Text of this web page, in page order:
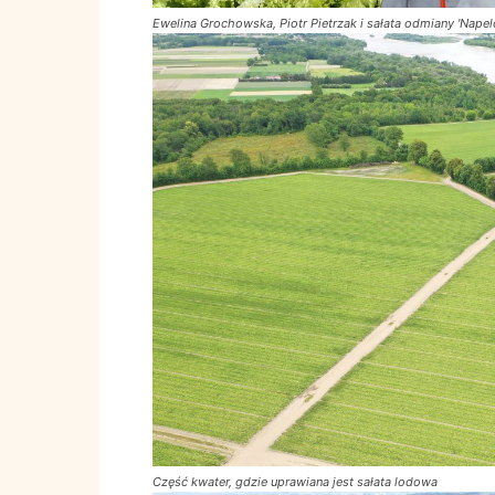
Ewelina Grochowska, Piotr Pietrzak i sałata odmiany
Część kwater, gdzie uprawiana jest sałata lodowa